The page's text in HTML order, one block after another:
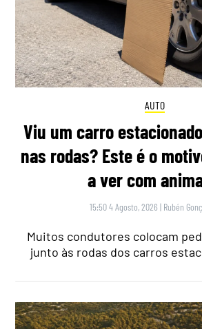
AUTO
Viu um carro
nas rodas? Este é o
a ver com
15:50 4 Agosto, 2026 | Rubén
Muitos condutores colocam
junto às rodas dos carros